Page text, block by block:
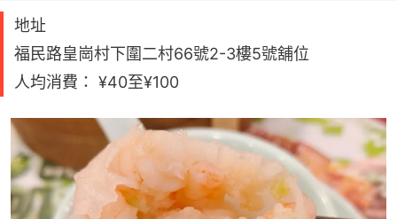
地址
福民路皇崗村下圍二村66號2-3樓5號舖位
人均消費： ¥40至¥100